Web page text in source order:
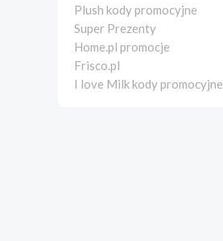
Plush kody promocyjne
Super Prezenty
Home.pl promocje
Frisco.pl
I love Milk kody promocyjne